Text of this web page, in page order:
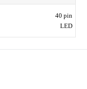
40 pin
LED